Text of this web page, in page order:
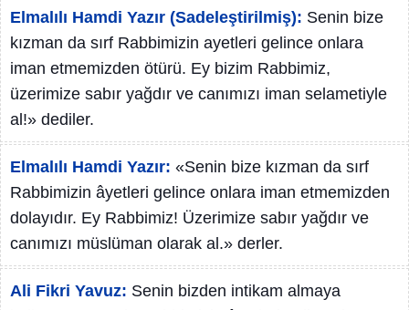
Elmalılı Hamdi Yazır (Sadeleştirilmiş): Senin bize
kızman da sırf Rabbimizin ayetleri gelince onlara
iman etmemizden ötürü. Ey bizim Rabbimiz,
üzerimize sabır yağdır ve canımızı iman selametiyle
al!» dediler.
Elmalılı Hamdi Yazır: «Senin bize kızman da sırf
Rabbimizin âyetleri gelince onlara iman etmemizden
dolayıdır. Ey Rabbimiz! Üzerimize sabır yağdır ve
canımızı müslüman olarak al.» derler.
Ali Fikri Yavuz: Senin bizden intikam almaya